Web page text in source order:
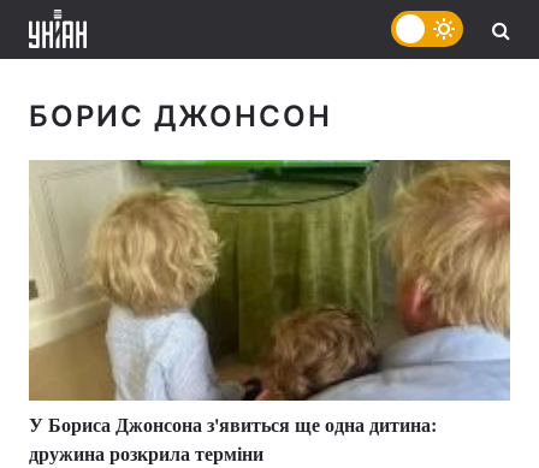
БОРИС ДЖОНСОН
У Бориса Джонсона з'явиться ще одна дитина:
дружина розкрила терміни